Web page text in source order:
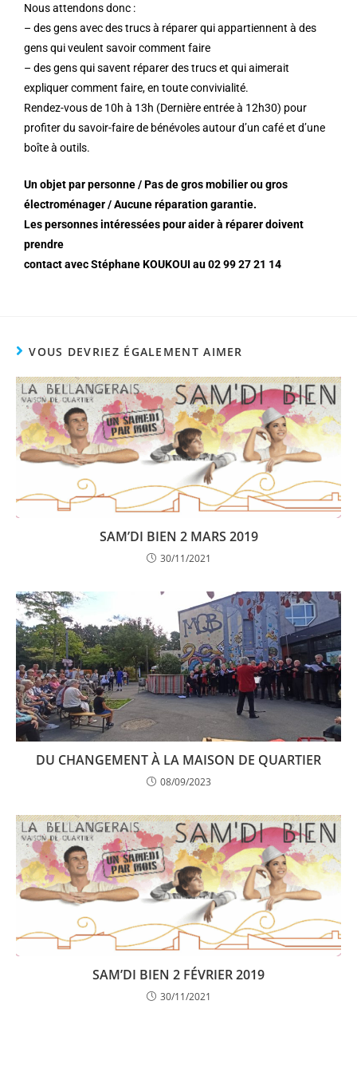
Nous attendons donc :
– des gens avec des trucs à réparer qui appartiennent à des
gens qui veulent savoir comment faire
– des gens qui savent réparer des trucs et qui aimerait
expliquer comment faire, en toute convivialité.
Rendez-vous de 10h à 13h (Dernière entrée à 12h30) pour
profiter du savoir-faire de bénévoles autour d’un café et d’une
boîte à outils.
Un objet par personne / Pas de gros mobilier ou gros
électroménager / Aucune réparation garantie.
Les personnes intéressées pour aider à réparer doivent
prendre
contact avec Stéphane KOUKOUI au 02 99 27 21 14
VOUS DEVRIEZ ÉGALEMENT AIMER
SAM’DI BIEN 2 MARS 2019
30/11/2021
DU CHANGEMENT À LA MAISON DE QUARTIER
08/09/2023
SAM’DI BIEN 2 FÉVRIER 2019
30/11/2021